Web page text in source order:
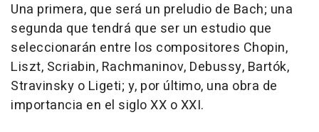
Una primera, que será un preludio de Bach; una
segunda que tendrá que ser un estudio que
seleccionarán entre los compositores Chopin,
Liszt, Scriabin, Rachmaninov, Debussy, Bartók,
Stravinsky o Ligeti; y, por último, una obra de
importancia en el siglo XX o XXI.